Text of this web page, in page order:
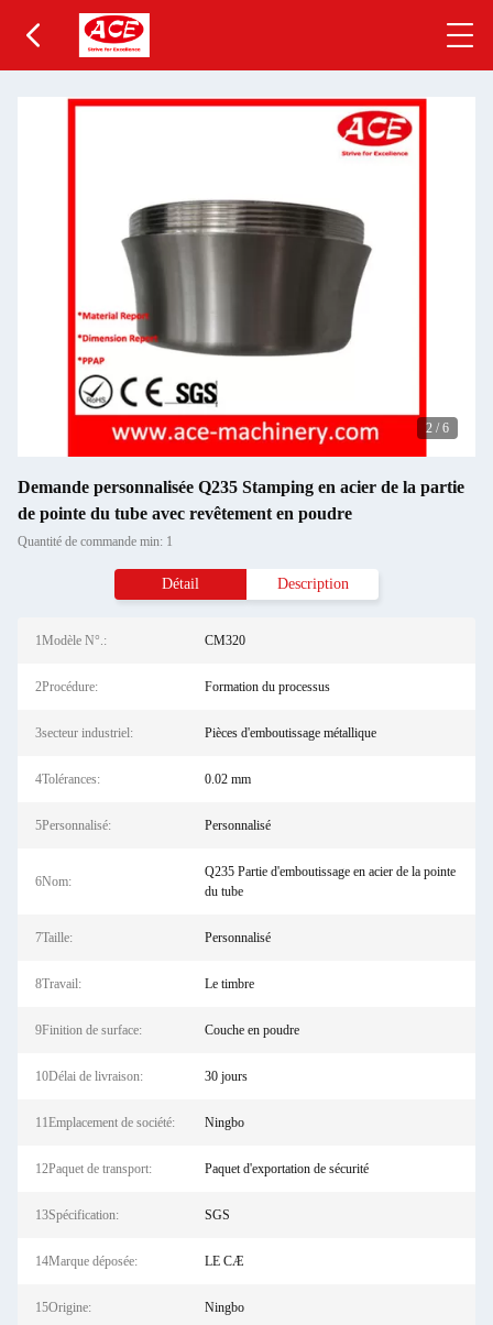
2 / 6
Demande personnalisée Q235 Stamping en acier de la partie
de pointe du tube avec revêtement en poudre
Quantité de commande min: 1
Détail Description
1Modèle N°.: CM320
2Procédure: Formation du processus
3secteur industriel: Pièces d'emboutissage métallique
4Tolérances: 0.02 mm
5Personnalisé: Personnalisé
6Nom:
Q235 Partie d'emboutissage en acier de la pointe
du tube
7Taille: Personnalisé
8Travail: Le timbre
9Finition de surface: Couche en poudre
10Délai de livraison: 30 jours
11Emplacement de société: Ningbo
12Paquet de transport: Paquet d'exportation de sécurité
13Spécification: SGS
14Marque déposée: LE CÆ
15Origine: Ningbo